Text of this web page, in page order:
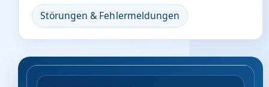
Störungen & Fehlermeldungen